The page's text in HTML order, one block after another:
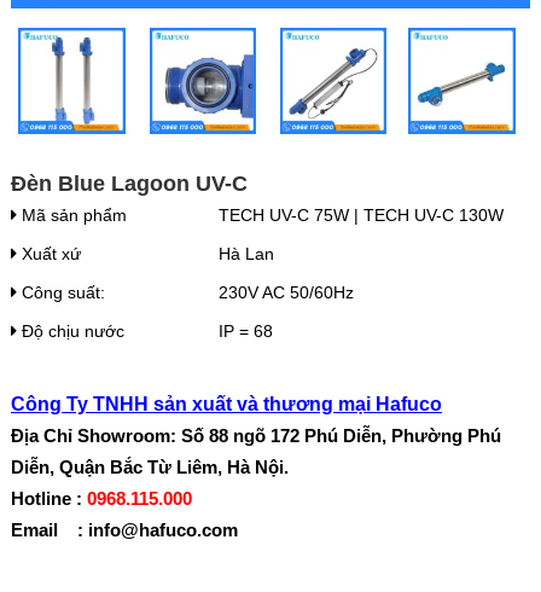
Đèn Blue Lagoon UV-C
Mã sản phẩm
TECH UV-C 75W | TECH UV-C 130W
Xuất xứ
Hà Lan
Công suất:
230V AC 50/60Hz
Độ chịu nước
IP = 68
Công Ty TNHH sản xuất và thương mại Hafuco
Địa Chỉ Showroom: Số 88 ngõ 172 Phú Diễn, Phường Phú
Diễn, Quận Bắc Từ Liêm, Hà Nội.
Hotline : 0968.115.000
Email : info@hafuco.com